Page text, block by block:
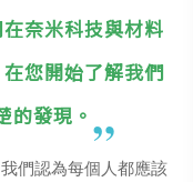
奈米科技與材料
您開始了解我們
的發現。
們認為每個人都應該